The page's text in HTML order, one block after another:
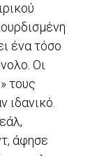
ένα τόσο
Οι
τους
ιδανικό.
άφησε